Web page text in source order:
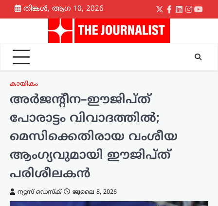
Skip
to
തിങ്കൾ, ആഗ 10, 2026
Twitter
Facebook
LinkedIn
കായികം
അർജന്റീന–ഈജിപ്ത്
പോരാട്ടം വിവാദത്തിൽ;
മെസിക്കെതിരായ വംശീയ
ആംഗ്യവുമായി ഈജിപ്ത്
പരിശീലകൻ
ന്യൂസ് ഡെസ്ക് ജൂലൈ 8, 2026